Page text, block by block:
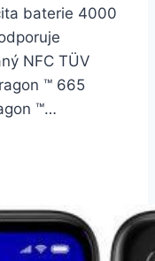
baterie 4000
NFC TÜV
™ 665
™…